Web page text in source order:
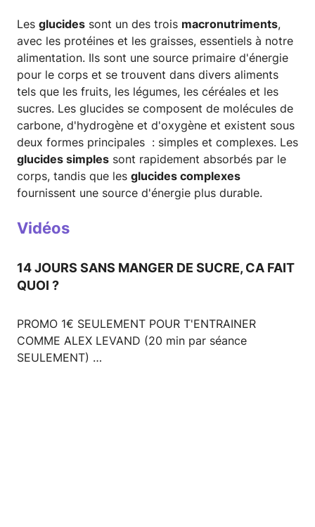
Les glucides sont un des trois macronutriments,
avec les protéines et les graisses, essentiels à notre
alimentation. Ils sont une source primaire d'énergie
pour le corps et se trouvent dans divers aliments
tels que les fruits, les légumes, les céréales et les
sucres. Les glucides se composent de molécules de
carbone, d'hydrogène et d'oxygène et existent sous
deux formes principales : simples et complexes. Les
glucides simples sont rapidement absorbés par le
corps, tandis que les glucides complexes
fournissent une source d'énergie plus durable.
Vidéos
14 JOURS SANS MANGER DE SUCRE, CA FAIT
QUOI ?
PROMO 1€ SEULEMENT POUR T'ENTRAINER
COMME ALEX LEVAND (20 min par séance
SEULEMENT) …